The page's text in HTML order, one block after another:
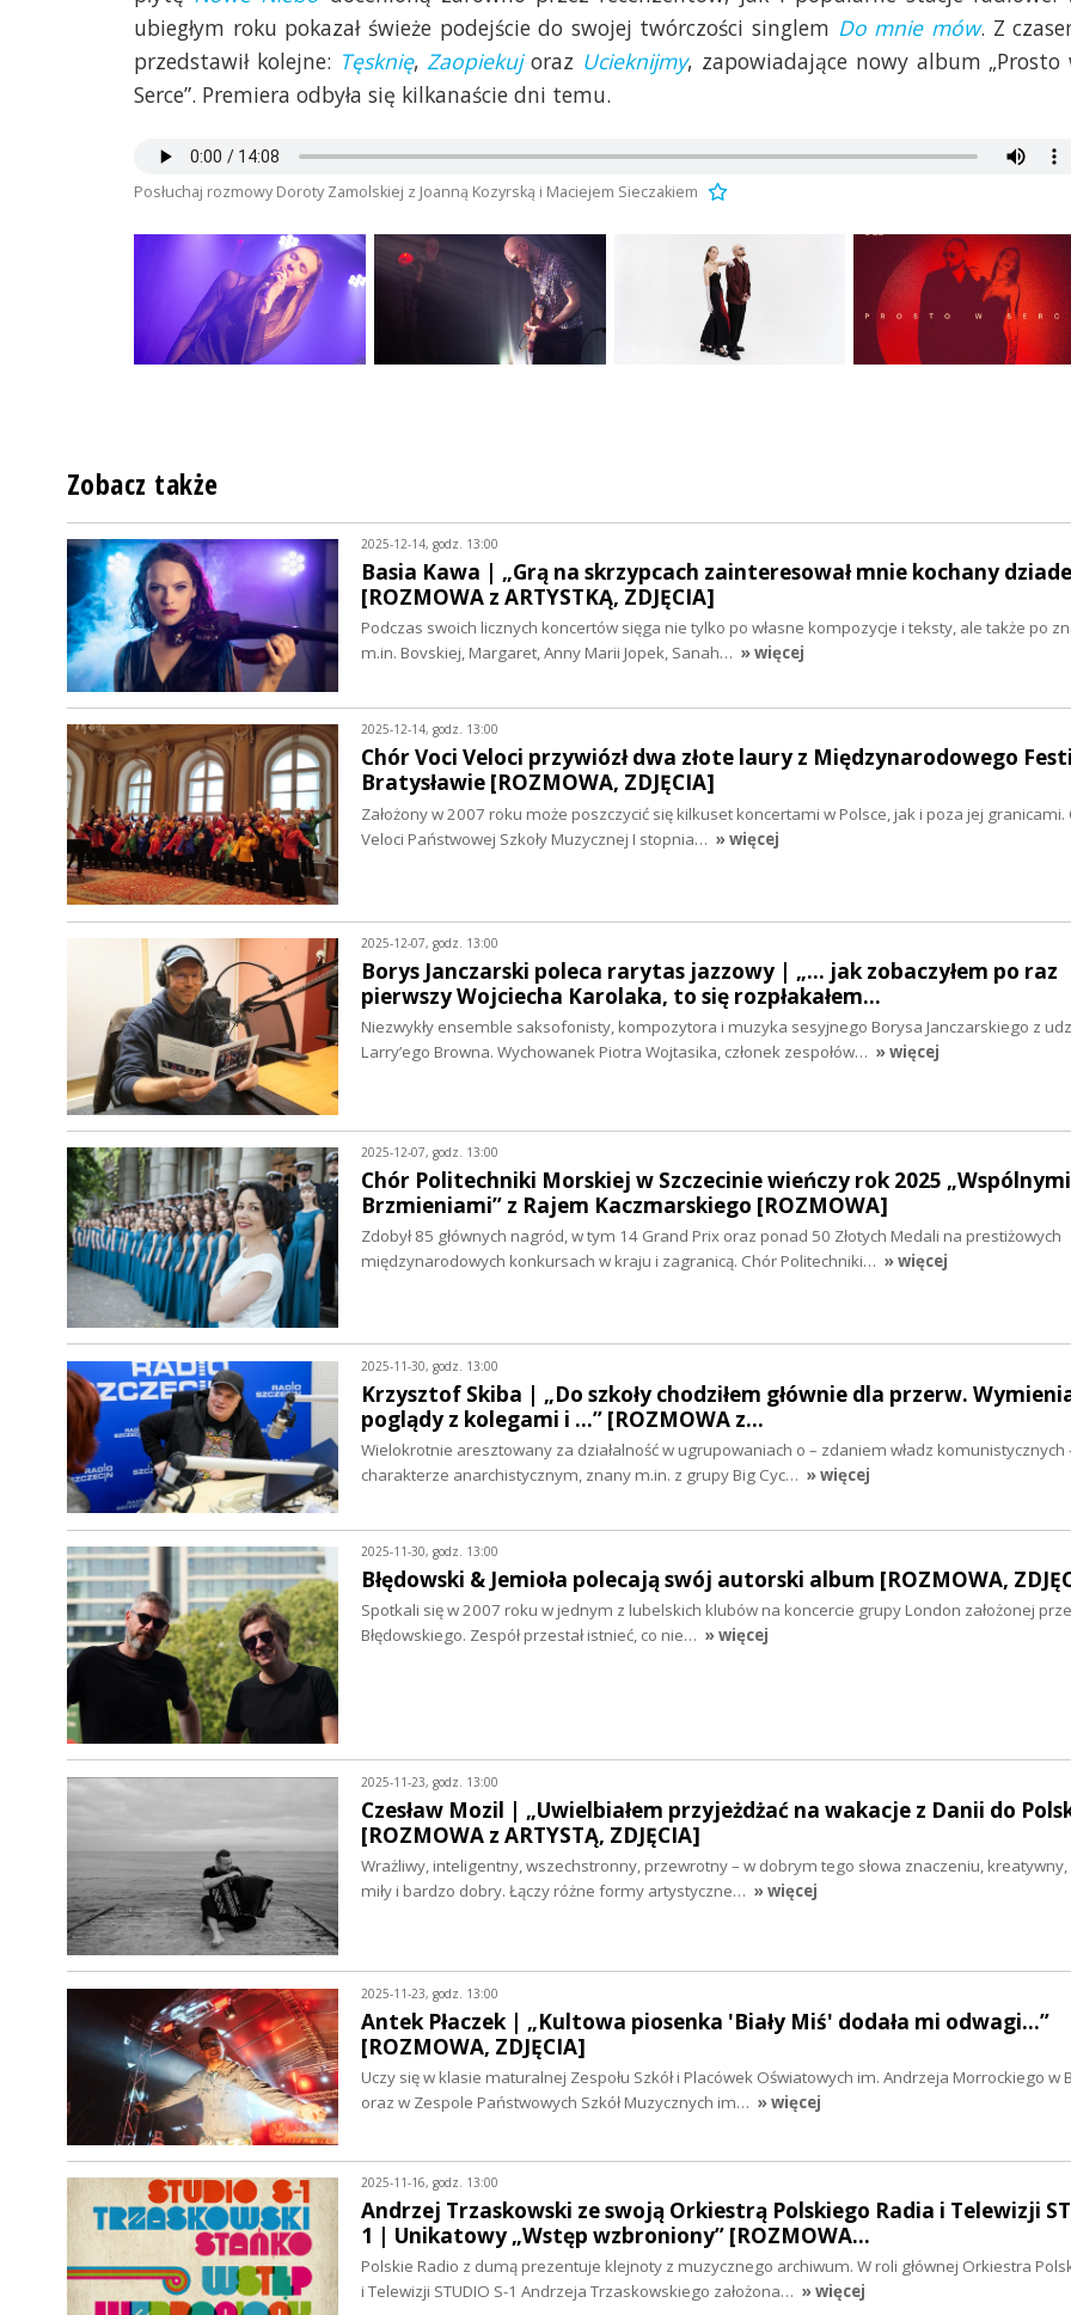
ubiegłym roku pokazał świeże podejście do swojej twórczości singlem Do mnie mów. Z
przedstawił kolejne: Tęsknię,Zaopiekujoraz Ucieknijmy, zapowiadające nowy album „Prosto
Serce”. Premiera odbyła się kilkanaście dni temu.
Posłuchaj rozmowy Doroty Zamolskiej z Joanną Kozyrską i Maciejem Sieczakiem
Zobacz także
2025-12-14, godz. 13:00
Basia Kawa | „Grą na skrzypcach zainteresował mnie kochany
[ROZMOWA z ARTYSTKĄ, ZDJĘCIA]
Podczas swoich licznych koncertów sięga nie tylko po własne kompozycje i teksty, ale także po
m.in. Bovskiej, Margaret, Anny Marii Jopek, Sanah… » więcej
2025-12-14, godz. 13:00
Chór Voci Veloci przywiózł dwa złote laury z Międzynarodowego
Bratysławie [ROZMOWA, ZDJĘCIA]
Założony w 2007 roku może poszczycić się kilkuset koncertami w Polsce, jak i poza jej granicami.
Veloci Państwowej Szkoły Muzycznej I stopnia… » więcej
2025-12-07, godz. 13:00
Borys Janczarski poleca rarytas jazzowy | „... jak zobaczyłem po raz
pierwszy Wojciecha Karolaka, to się rozpłakałem…
Niezwykły ensemble saksofonisty, kompozytora i muzyka sesyjnego Borysa Janczarskiego z
Larry’ego Browna. Wychowanek Piotra Wojtasika, członek zespołów… » więcej
2025-12-07, godz. 13:00
Chór Politechniki Morskiej w Szczecinie wieńczy rok 2025 „Wspólnymi
Brzmieniami” z Rajem Kaczmarskiego [ROZMOWA]
Zdobył 85 głównych nagród, w tym 14 Grand Prix oraz ponad 50 Złotych Medali na prestiżowych
międzynarodowych konkursach w kraju i zagranicą. Chór Politechniki… » więcej
2025-11-30, godz. 13:00
Krzysztof Skiba | „Do szkoły chodziłem głównie dla przerw.
poglądy z kolegami i ...” [ROZMOWA z…
Wielokrotnie aresztowany za działalność w ugrupowaniach o – zdaniem władz komunistycznych
charakterze anarchistycznym, znany m.in. z grupy Big Cyc… » więcej
2025-11-30, godz. 13:00
Błędowski & Jemioła polecają swój autorski album [ROZMOWA,
Spotkali się w 2007 roku w jednym z lubelskich klubów na koncercie grupy London założonej
Błędowskiego. Zespół przestał istnieć, co nie… » więcej
2025-11-23, godz. 13:00
Czesław Mozil | „Uwielbiałem przyjeżdżać na wakacje z Danii do
[ROZMOWA z ARTYSTĄ, ZDJĘCIA]
Wrażliwy, inteligentny, wszechstronny, przewrotny – w dobrym tego słowa znaczeniu,
miły i bardzo dobry. Łączy różne formy artystyczne… » więcej
2025-11-23, godz. 13:00
Antek Płaczek | „Kultowa piosenka 'Biały Miś' dodała mi odwagi…”
[ROZMOWA, ZDJĘCIA]
Uczy się w klasie maturalnej Zespołu Szkół i Placówek Oświatowych im. Andrzeja Morrockiego w
oraz w Zespole Państwowych Szkół Muzycznych im… » więcej
2025-11-16, godz. 13:00
Andrzej Trzaskowski ze swoją Orkiestrą Polskiego Radia i Telewizji
1 | Unikatowy „Wstęp wzbroniony” [ROZMOWA…
Polskie Radio z dumą prezentuje klejnoty z muzycznego archiwum. W roli głównej Orkiestra
i Telewizji STUDIO S-1 Andrzeja Trzaskowskiego założona… » więcej